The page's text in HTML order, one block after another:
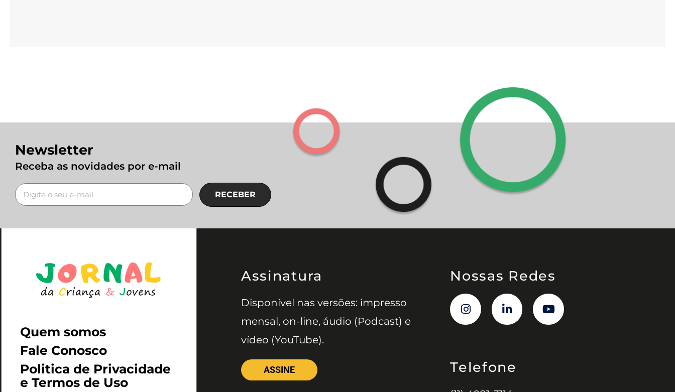
Newsletter
Receba as novidades por e-mail
RECEBER
Quem somos
Fale Conosco
Politica de Privacidade
e Termos de Uso
Assinatura
Disponível nas versões: impresso
mensal, on-line, áudio (Podcast) e
vídeo (YouTube).
ASSINE
Nossas Redes
Telefone